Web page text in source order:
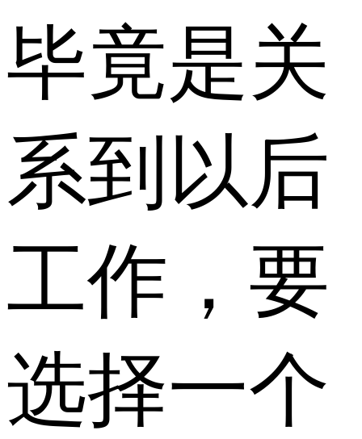
毕竟是关
系到以后
工作，要
选择一个